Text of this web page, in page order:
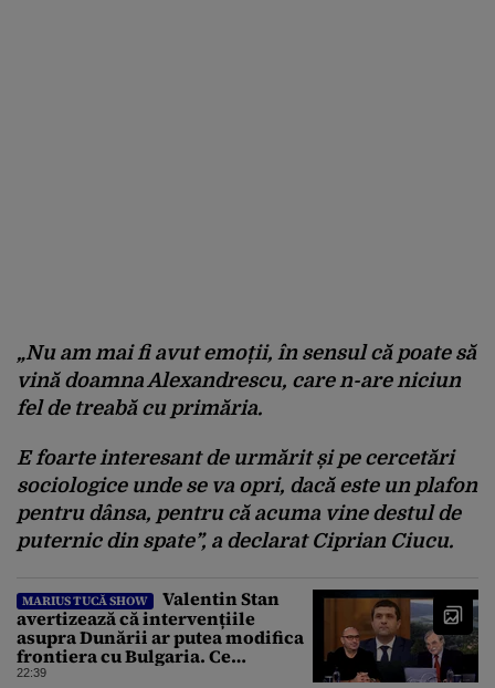
„Nu am mai fi avut emoții, în sensul că poate să
vină doamna Alexandrescu, care n-are niciun
fel de treabă cu primăria.
E foarte interesant de urmărit și pe cercetări
sociologice unde se va opri, dacă este un plafon
pentru dânsa, pentru că acuma vine destul de
puternic din spate”, a declarat Ciprian Ciucu.
MARIUS TUCĂ SHOW
Valentin Stan
avertizează că intervențiile
asupra Dunării ar putea modifica
frontiera cu Bulgaria. Ce
argumente aduce profesorul?
22:39